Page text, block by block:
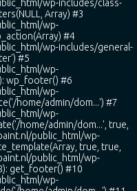
wp-includes/class-
Array) #3
wp-
#4
wp-includes/general-
#5
wp-
wp_footer() #6
wp-
home/admin/dom...') #7
wp-
home/admin/dom...', true,
public_html/wp-
true, true,
public_html/wp-
get_footer() #10
wp-